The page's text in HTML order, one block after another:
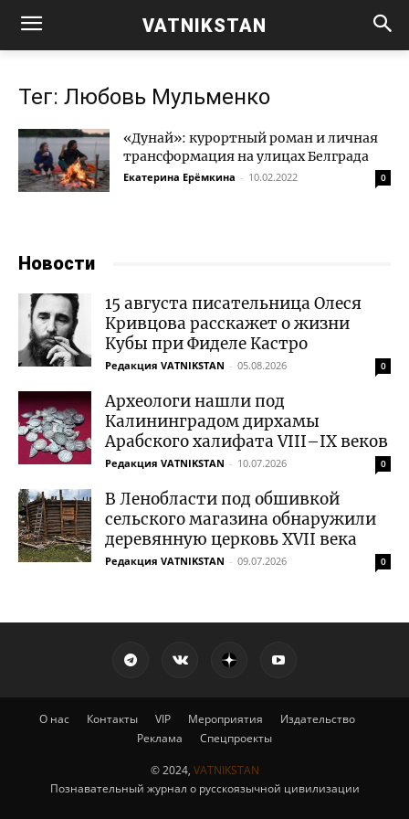
VATNIKSTAN
Тег: Любовь Мульменко
«Дунай»: курортный роман и личная
трансформация на улицах Белграда
Екатерина Ерёмкина - 10.02.2022 0
Новости
15 августа писательница Олеся
Кривцова расскажет о жизни
Кубы при Фиделе Кастро
Редакция VATNIKSTAN - 05.08.2026 0
Археологи нашли под
Калининградом дирхамы
Арабского халифата VIII–IX веков
Редакция VATNIKSTAN - 10.07.2026 0
В Ленобласти под обшивкой
сельского магазина обнаружили
деревянную церковь XVII века
Редакция VATNIKSTAN - 09.07.2026 0
О нас Контакты VIP Мероприятия
Издательство
Реклама
Спецпроекты
© 2024, VATNIKSTAN
Познавательный журнал о русскоязычной цивилизации